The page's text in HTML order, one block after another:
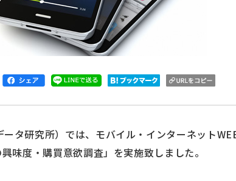
タ研究所）では、モバイル・インターネット
味度・購買意欲調査」を実施致しました。